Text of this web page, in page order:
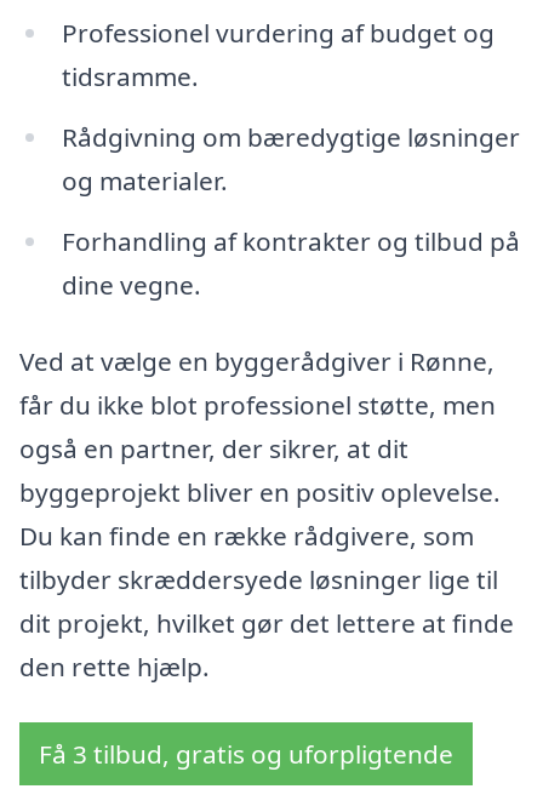
Professionel vurdering af budget og
tidsramme.
Rådgivning om bæredygtige løsninger
og materialer.
Forhandling af kontrakter og tilbud på
dine vegne.
Ved at vælge en byggerådgiver i Rønne,
får du ikke blot professionel støtte, men
også en partner, der sikrer, at dit
byggeprojekt bliver en positiv oplevelse.
Du kan finde en række rådgivere, som
tilbyder skræddersyede løsninger lige til
dit projekt, hvilket gør det lettere at finde
den rette hjælp.
Få 3 tilbud, gratis og uforpligtende